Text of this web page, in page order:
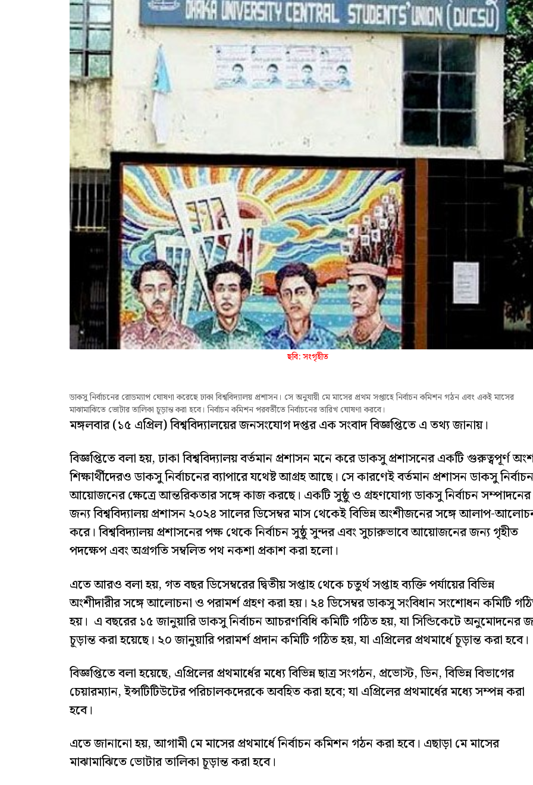
ছবি: সংগৃহীত
ডাকসু নির্বাচনের রোডম্যাপ ঘোষণা করেছে ঢাকা বিশ্ববিদ্যালয় প্রশাসন। সে অনুযায়ী মে মাসের প্রথম সপ্তাহে নির্বাচন কমিশন গঠন এবং একই মাসের
মাঝামাঝিতে ভোটার তালিকা চূড়ান্ত করা হবে। নির্বাচন কমিশন পরবর্তীতে নির্বাচনের তারিখ ঘোষণা করবে।
মঙ্গলবার (১৫ এপ্রিল) বিশ্ববিদ্যালয়ের জনসংযোগ দপ্তর এক সংবাদ বিজ্ঞপ্তিতে এ তথ্য জানায়।
বিজ্ঞপ্তিতে বলা হয়, ঢাকা বিশ্ববিদ্যালয় বর্তমান প্রশাসন মনে করে ডাকসু প্রশাসনের একটি গুরুত্বপূর্ণ
শিক্ষার্থীদেরও ডাকসু নির্বাচনের ব্যাপারে যথেষ্ট আগ্রহ আছে। সে কারণেই বর্তমান প্রশাসন ডাকসু নির্বাচন
আয়োজনের ক্ষেত্রে আন্তরিকতার সঙ্গে কাজ করছে। একটি সুষ্ঠু ও গ্রহণযোগ্য ডাকসু নির্বাচন সম্পাদনের
জন্য বিশ্ববিদ্যালয় প্রশাসন ২০২৪ সালের ডিসেম্বর মাস থেকেই বিভিন্ন অংশীজনের সঙ্গে আলাপ-
করে। বিশ্ববিদ্যালয় প্রশাসনের পক্ষ থেকে নির্বাচন সুষ্ঠু সুন্দর এবং সুচারুভাবে আয়োজনের জন্য গৃহীত
পদক্ষেপ এবং অগ্রগতি সম্বলিত পথ নকশা প্রকাশ করা হলো।
এতে আরও বলা হয়, গত বছর ডিসেম্বরের দ্বিতীয় সপ্তাহ থেকে চতুর্থ সপ্তাহ ব্যক্তি পর্যায়ের বিভিন্ন
অংশীদারীর সঙ্গে আলোচনা ও পরামর্শ গ্রহণ করা হয়। ২৪ ডিসেম্বর ডাকসু সংবিধান সংশোধন কমিটি
হয়। এ বছরের ১৫ জানুয়ারি ডাকসু নির্বাচন আচরণবিধি কমিটি গঠিত হয়, যা সিন্ডিকেটে অনুমোদনের
চূড়ান্ত করা হয়েছে। ২০ জানুয়ারি পরামর্শ প্রদান কমিটি গঠিত হয়, যা এপ্রিলের প্রথমার্ধে চূড়ান্ত করা হবে।
বিজ্ঞপ্তিতে বলা হয়েছে, এপ্রিলের প্রথমার্ধের মধ্যে বিভিন্ন ছাত্র সংগঠন, প্রভোস্ট, ডিন, বিভিন্ন বিভাগের
চেয়ারম্যান, ইন্সটিটিউটের পরিচালকদেরকে অবহিত করা হবে; যা এপ্রিলের প্রথমার্ধের মধ্যে সম্পন্ন করা
হবে।
এতে জানানো হয়, আগামী মে মাসের প্রথমার্ধে নির্বাচন কমিশন গঠন করা হবে। এছাড়া মে মাসের
মাঝামাঝিতে ভোটার তালিকা চূড়ান্ত করা হবে।